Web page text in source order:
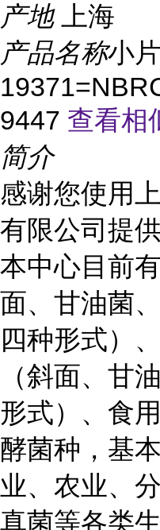
产地
上海
产品名称小
9447 查看相
简介
感谢您使用
有限公司提
本中心目前
面、甘油菌
四种形式）
（斜面、甘
形式）、食
酵菌种，基
业、农业、
真菌等各类